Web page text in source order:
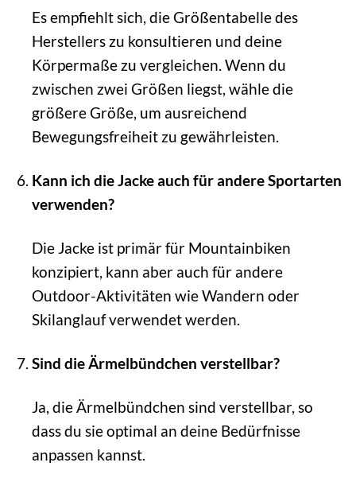
Es empfiehlt sich, die Größentabelle des
Herstellers zu konsultieren und deine
Körpermaße zu vergleichen. Wenn du
zwischen zwei Größen liegst, wähle die
größere Größe, um ausreichend
Bewegungsfreiheit zu gewährleisten.
Kann ich die Jacke auch für andere Sportarten
verwenden?
Die Jacke ist primär für Mountainbiken
konzipiert, kann aber auch für andere
Outdoor-Aktivitäten wie Wandern oder
Skilanglauf verwendet werden.
Sind die Ärmelbündchen verstellbar?
Ja, die Ärmelbündchen sind verstellbar, so
dass du sie optimal an deine Bedürfnisse
anpassen kannst.